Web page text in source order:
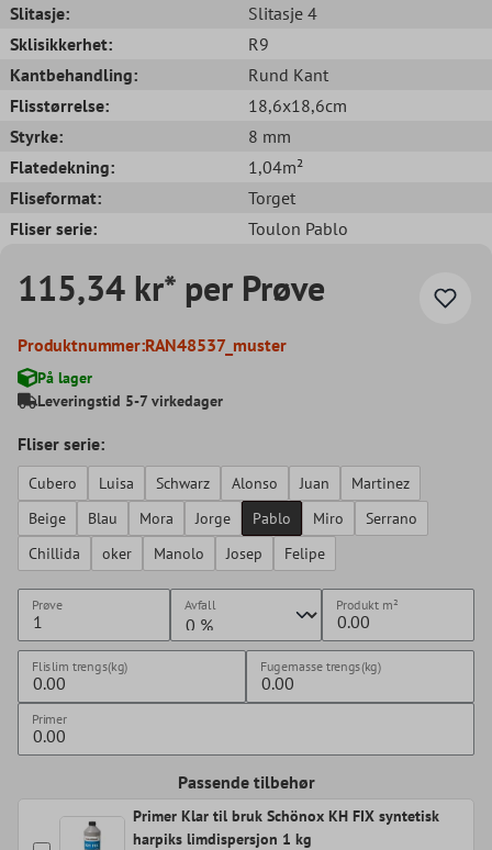
Slitasje:
Slitasje 4
Sklisikkerhet:
R9
Kantbehandling:
Rund Kant
Flisstørrelse:
18,6x18,6cm
Styrke:
8 mm
Flatedekning:
1,04m²
Fliseformat:
Torget
Fliser serie:
Toulon Pablo
115,34 kr* per Prøve
Produktnummer:RAN48537_muster
På lager
Leveringstid 5-7 virkedager
Fliser serie:
Cubero Luisa Schwarz Alonso Juan
Martinez
Beige
Blau Mora Jorge Pablo Miro
Serrano
Chillida
oker Manolo Josep Felipe
Prøve Avfall Produkt m²
Flislim trengs(kg) Fugemasse trengs(kg)
Primer
Passende tilbehør
Primer Klar til bruk Schönox KH FIX syntetisk
harpiks limdispersjon 1 kg